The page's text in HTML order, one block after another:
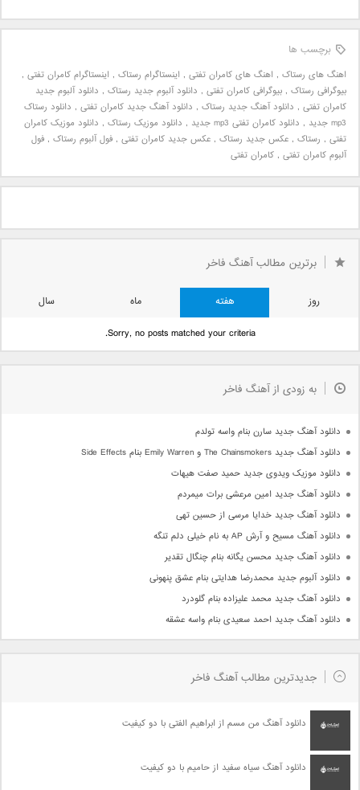
برچسب ها
اهنگ های رستاک , اهنگ های کامران تفتی , اینستاگرام رستاک , اینستاگرام کامران تفتی ,
بیوگرافی رستاک , بیوگرافی کامران تفتی , دانلود آلبوم جدید رستاک , دانلود آلبوم جدید
کامران تفتی , دانلود آهنگ جدید رستاک , دانلود آهنگ جدید کامران تفتی , دانلود رستاک
mp3 جدید
, دانلود کامران تفتی mp3 جدید , دانلود موزیک رستاک , دانلود موزیک کامران
تفتی , رستاک , عکس جدید رستاک , عکس جدید کامران تفتی , فول آلبوم رستاک , فول
آلبوم کامران تفتی , کامران تفتی
برترین مطالب آهنگ فاخر
روز هفته ماه
سال
Sorry, no posts matched your criteria.
به زودی از آهنگ فاخر
دانلود آهنگ جدید سارن بنام واسه تولدم
دانلود آهنگ جدید The Chainsmokers و Emily Warren بنام Side Effects
دانلود موزیک ویدوی جدید حمید صفت هیهات
دانلود آهنگ جدید امین مرعشی برات میمردم
دانلود آهنگ جدید خدایا مرسی از حسین تهی
دانلود آهنگ مسیح و آرش AP به نام خیلی دلم تنگه
دانلود آهنگ جدید محسن یگانه بنام چنگال تقدیر
دانلود آلبوم جدید محمدرضا هدایتی بنام عشق پنهونی
دانلود آهنگ جدید محمد علیزاده بنام گلودرد
دانلود آهنگ جدید احمد سعیدی بنام واسه عشقه
جدیدترین مطالب آهنگ فاخر
دانلود آهنگ من مسم از ابراهیم الفتی با دو کیفیت
دانلود آهنگ سیاه سفید از حامیم با دو کیفیت